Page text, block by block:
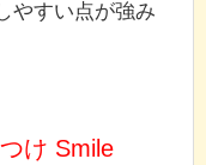
やすい点が強み
け Smile